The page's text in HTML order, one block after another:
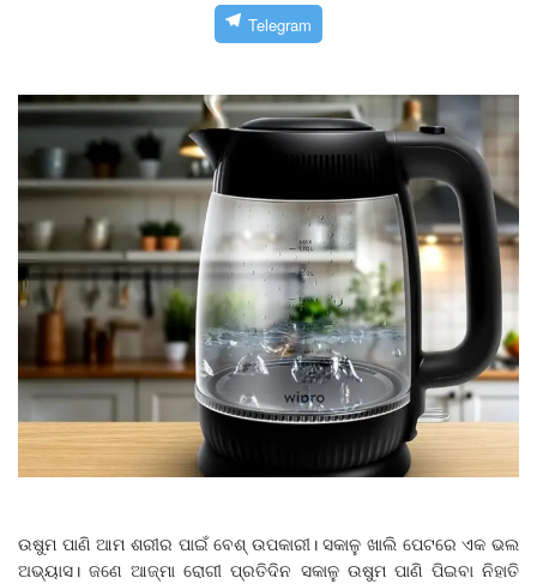
Telegram
ଉଷୁମ ପାଣି ଆମ ଶରୀର ପାଇଁ ବେଶ୍‌ ଉପକାରୀ। ସକାଳୁ ଖାଲି ପେଟରେ ଏକ ଭଲ
ଅଭ୍ୟାସ। ଜଣେ ଆଜ୍‌ମା ରୋଗୀ ପ୍ରତିଦିନ ସକାଳୁ ଉଷୁମ ପାଣି ପିଇବା ନିହାତି